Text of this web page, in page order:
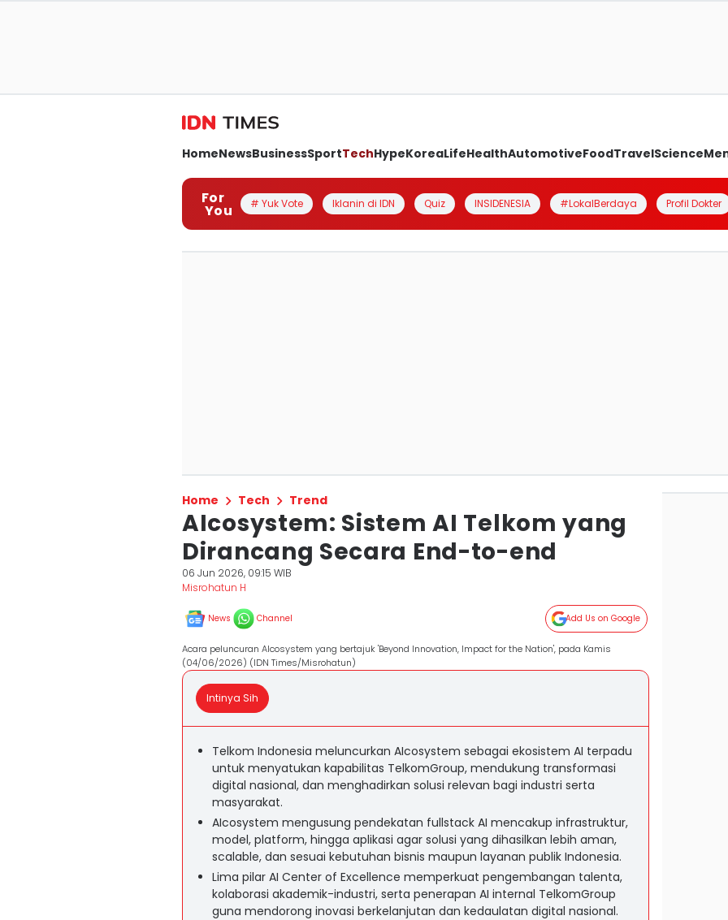
HomeNewsBusinessSportTechHypeKoreaLifeHealthAutomotiveFoodTravelScience
For
You # Yuk Vote Iklanin di IDN Quiz INSIDENESIA #LokalBerdaya Profil Dokter
Home Tech Trend
AIcosystem: Sistem AI Telkom yang
Dirancang Secara End-to-end
06 Jun 2026, 09:15 WIB
Misrohatun H
News Channel Add Us on Google
Acara peluncuran AIcosystem yang bertajuk 'Beyond Innovation, Impact for the Nation', pada Kamis
(04/06/2026) (IDN Times/Misrohatun)
Intinya Sih
Telkom Indonesia meluncurkan AIcosystem sebagai ekosistem AI terpadu
untuk menyatukan kapabilitas TelkomGroup, mendukung transformasi
digital nasional, dan menghadirkan solusi relevan bagi industri serta
masyarakat.
AIcosystem mengusung pendekatan fullstack AI mencakup infrastruktur,
model, platform, hingga aplikasi agar solusi yang dihasilkan lebih aman,
scalable, dan sesuai kebutuhan bisnis maupun layanan publik Indonesia.
Lima pilar AI Center of Excellence memperkuat pengembangan talenta,
kolaborasi akademik-industri, serta penerapan AI internal TelkomGroup
guna mendorong inovasi berkelanjutan dan kedaulatan digital nasional.